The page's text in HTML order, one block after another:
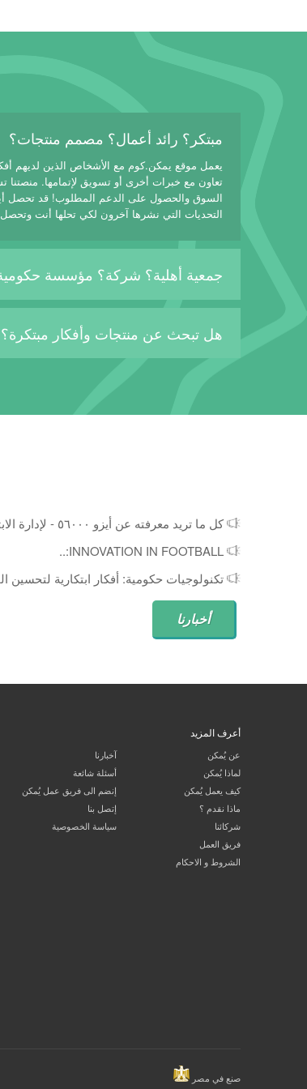
مبتكر؟ رائد أعمال؟ مصمم منتجات؟
يعمل موقع يمكن.كوم مع الأشخاص الذين لديهم
تعاون مع خبرات أخرى أو تسويق لإتمامها.
السوق والحصول على الدعم المطلوب! قد تحصل
التحديات التي نشرها آخرون لكي تحلها أنت
جمعية أهلية؟ شركة؟ مؤسسة
هل تبحث عن منتجات وأفكار مبتكرة؟
كل ما تريد معرفته عن أيزو ٥٦٠٠٠ - لإدارة الابتكار..
INNOVATION IN FOOTBALL:..
تكنولوجيات حكومية: أفكار ابتكارية لتحسين
أخبارنا
أعرف المزيد
عن يُمكن
لماذا يُمكن
كيف يعمل يُمكن
ماذا نقدم ؟
شركائنا
فريق العمل
الشروط و الاحكام
آخبارنا
أسئلة شائعة
إنضم الى فريق عمل يُمكن
إتصل بنا
سياسة الخصوصية
صنع في مصر